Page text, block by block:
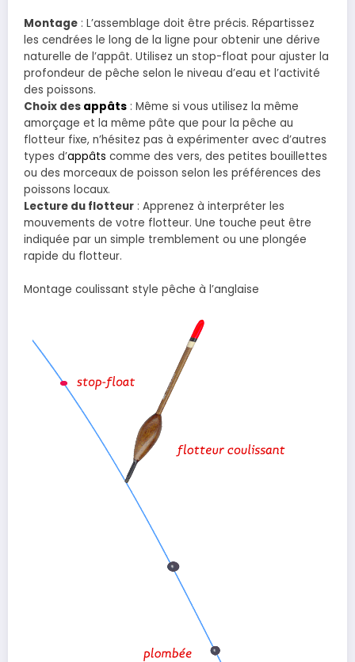
Montage : L’assemblage doit être précis. Répartissez
les cendrées le long de la ligne pour obtenir une dérive
naturelle de l’appât. Utilisez un stop-float pour ajuster la
profondeur de pêche selon le niveau d’eau et l’activité
des poissons.
Choix des appâts : Même si vous utilisez la même
amorçage et la même pâte que pour la pêche au
flotteur fixe, n’hésitez pas à expérimenter avec d’autres
types d’appâts comme des vers, des petites bouillettes
ou des morceaux de poisson selon les préférences des
poissons locaux.
Lecture du flotteur : Apprenez à interpréter les
mouvements de votre flotteur. Une touche peut être
indiquée par un simple tremblement ou une plongée
rapide du flotteur.
Montage coulissant style pêche à l’anglaise